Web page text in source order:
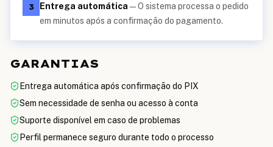
3 Entrega automática —O sistema processa o pedido
em minutos após a confirmação do pagamento.
GARANTIAS
Entrega automática após confirmação do PIX
Sem necessidade de senha ou acesso à conta
Suporte disponível em caso de problemas
Perfil permanece seguro durante todo o processo